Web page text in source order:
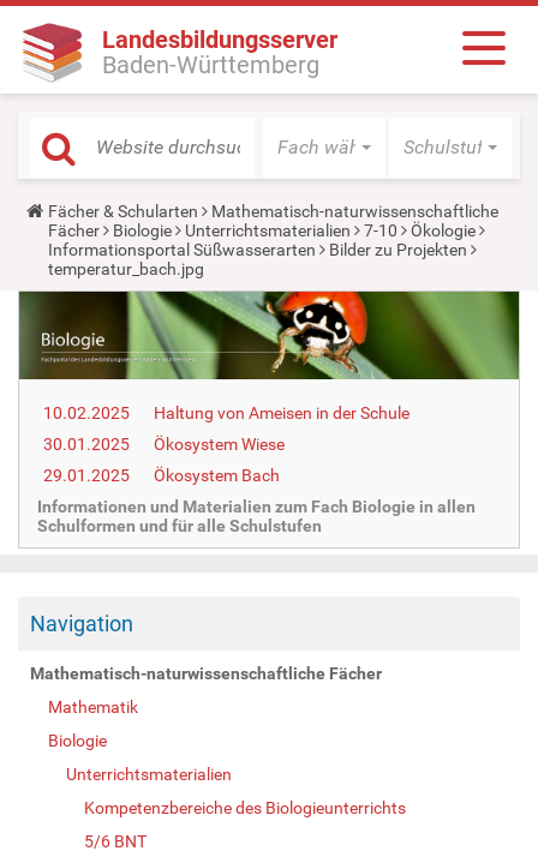
Landesbildungsserver
Baden-Württemberg
Fach wählen Schulstufe
Y
o
u
a
r
e
r
e
Fächer & Schularten
Mathematisch-naturwissenschaftliche
Fächer
Biologie Unterrichtsmaterialien 7-10
Ökologie
Informationsportal Süßwasserarten
Bilder zu Projekten
temperatur_bach.jpg
10.02.2025
Haltung von Ameisen in der Schule
30.01.2025
Ökosystem Wiese
29.01.2025
Ökosystem Bach
Informationen und Materialien zum Fach Biologie in allen
Schulformen und für alle Schulstufen
Navigation
Mathematisch-naturwissenschaftliche Fächer
Mathematik
Biologie
Unterrichtsmaterialien
Kompetenzbereiche des Biologieunterrichts
5/6 BNT